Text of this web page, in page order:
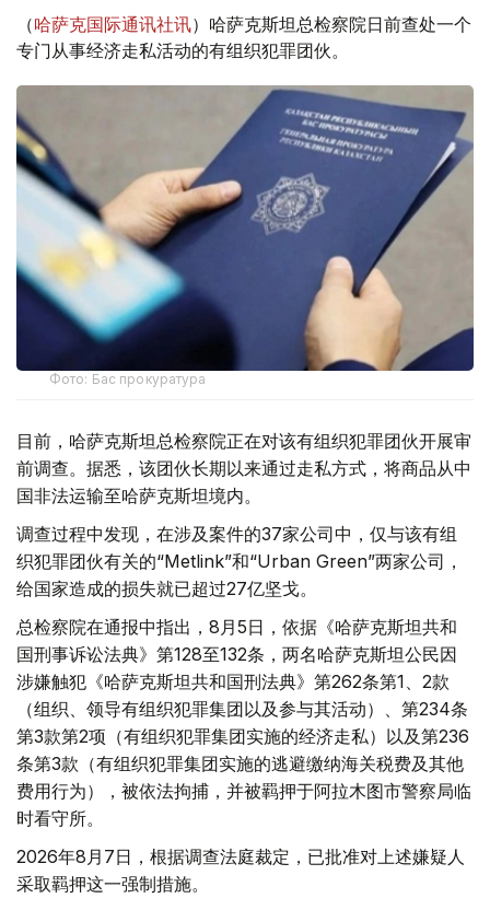
（哈萨克国际通讯社讯）哈萨克斯坦总检察院日前查处一个
专门从事经济走私活动的有组织犯罪团伙。
Фото: Бас прокуратура
目前，哈萨克斯坦总检察院正在对该有组织犯罪团伙开展审
前调查。据悉，该团伙长期以来通过走私方式，将商品从中
国非法运输至哈萨克斯坦境内。
调查过程中发现，在涉及案件的37家公司中，仅与该有组
织犯罪团伙有关的“Metlink”和“Urban Green”两家公司，
给国家造成的损失就已超过27亿坚戈。
总检察院在通报中指出，8月5日，依据《哈萨克斯坦共和
国刑事诉讼法典》第128至132条，两名哈萨克斯坦公民因
涉嫌触犯《哈萨克斯坦共和国刑法典》第262条第1、2款
（组织、领导有组织犯罪集团以及参与其活动）、第234条
第3款第2项（有组织犯罪集团实施的经济走私）以及第236
条第3款（有组织犯罪集团实施的逃避缴纳海关税费及其他
费用行为），被依法拘捕，并被羁押于阿拉木图市警察局临
时看守所。
2026年8月7日，根据调查法庭裁定，已批准对上述嫌疑人
采取羁押这一强制措施。